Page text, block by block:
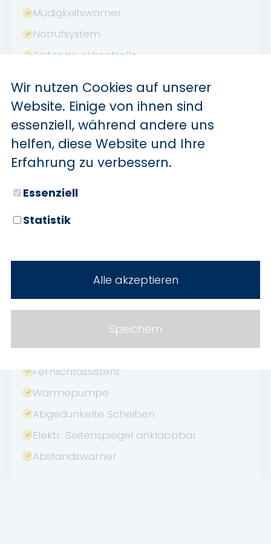
Müdigkeitswarner
Notrufsystem
Reifendruckkontrolle
Sprachsteuerung
Touchscreen
USB
Verkehrszeichenerkennung
Apple CarPlay
Induktionsladen für Smartphones
Innenspiegel autom. abblendend
Geschwindigkeitsbegrenzer
HU neu
Fernlichtassistent
Wärmepumpe
Abgedunkelte Scheiben
Elektr. Seitenspiegel anklappbar
Abstandswarner
Wir nutzen Cookies auf unserer
Website. Einige von ihnen sind
essenziell, während andere uns
helfen, diese Website und Ihre
Erfahrung zu verbessern.
Essenziell
Statistik
Alle akzeptieren
Speichern